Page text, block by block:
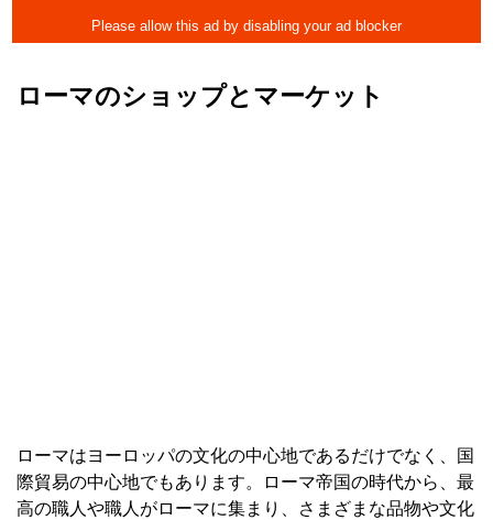
ローマのショップとマーケット
ローマはヨーロッパの文化の中心地であるだけでなく、国
際貿易の中心地でもあります。ローマ帝国の時代から、最
高の職人や職人がローマに集まり、さまざまな品物や文化